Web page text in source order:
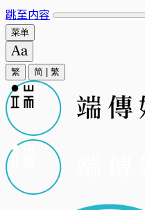
跳至内容
菜单
繁 简 繁